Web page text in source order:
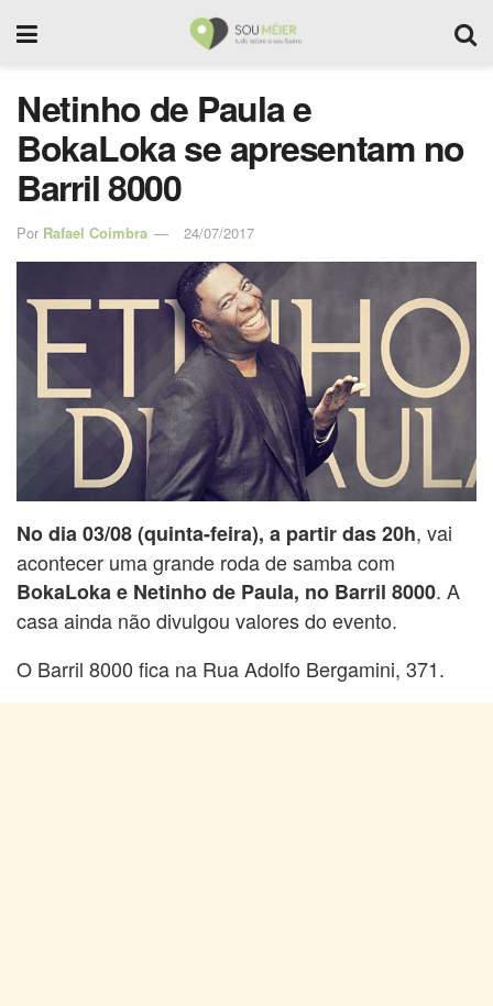
Netinho de Paula e
BokaLoka se apresentam no
Barril 8000
Por Rafael Coimbra 24/07/2017
No dia 03/08 (quinta-feira), a partir das 20h, vai
acontecer uma grande roda de samba com
BokaLoka e Netinho de Paula, no Barril 8000. A
casa ainda não divulgou valores do evento.
O Barril 8000 fica na Rua Adolfo Bergamini, 371.